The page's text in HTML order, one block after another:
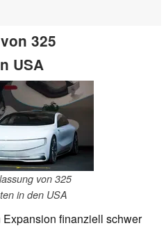
325
USA
von 325
in den USA
finanziell schwer